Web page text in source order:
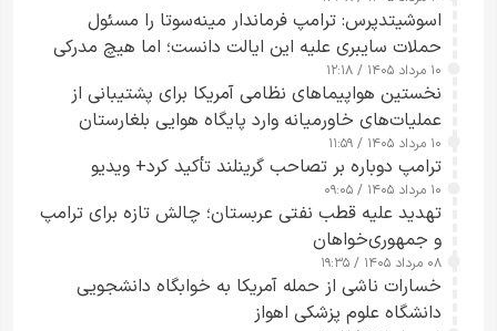
اسوشیتدپرس: ترامپ فرماندار مینه‌سوتا را مسئول
حملات سایبری علیه این ایالت دانست؛ اما هیچ مدرکی
ارائه نکرد
۱۰ مرداد ۱۴۰۵ / ۱۲:۱۸
نخستین هواپیماهای نظامی آمریکا برای پشتیبانی از
عملیات‌های خاورمیانه وارد پایگاه هوایی بلغارستان
شدند
۱۰ مرداد ۱۴۰۵ / ۱۱:۵۹
ترامپ دوباره بر تصاحب گرینلند تأکید کرد+ ویدیو
۱۰ مرداد ۱۴۰۵ / ۰۹:۰۵
تهدید علیه قطب نفتی عربستان؛ چالش تازه برای ترامپ
و جمهوری‌خواهان
۰۸ مرداد ۱۴۰۵ / ۱۹:۳۵
خسارات ناشی از حمله آمریکا به خوابگاه دانشجویی
دانشگاه علوم پزشکی اهواز